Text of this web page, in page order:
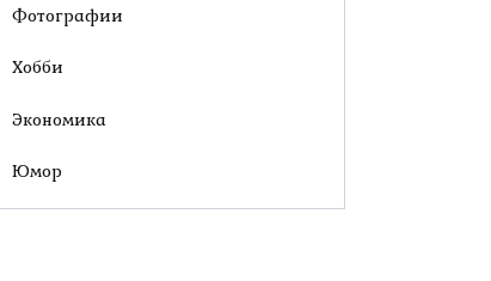
Фотографии
Хобби
Экономика
Юмор